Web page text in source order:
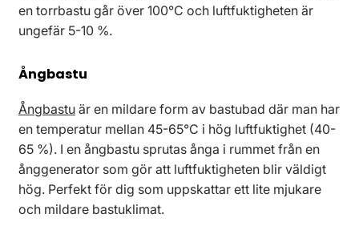
en torrbastu går över 100°C och luftfuktigheten är
ungefär 5-10 %.
Ångbastu
Ångbastu är en mildare form av bastubad där man har
en temperatur mellan 45-65°C i hög luftfuktighet (40-
65 %). I en ångbastu sprutas ånga i rummet från en
ånggenerator som gör att luftfuktigheten blir väldigt
hög. Perfekt för dig som uppskattar ett lite mjukare
och mildare bastuklimat.